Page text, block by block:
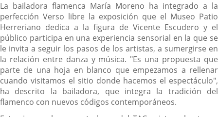
La bailadora flamenca María Moreno ha integrado a la
perfección Verso libre la exposición que el Museo Patio
Herreriano dedica a la figura de Vicente Escudero y el
público participa en una experiencia sensorial en la que se
le invita a seguir los pasos de los artistas, a sumergirse en
la relación entre danza y música. "Es una propuesta que
parte de una hoja en blanco que empezamos a rellenar
cuando visitamos el sitio donde hacemos el espectáculo",
ha descrito la bailadora, que integra la tradición del
flamenco con nuevos códigos contemporáneos.